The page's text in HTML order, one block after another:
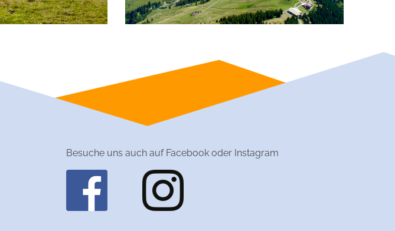
Besuche uns auch auf Facebook oder Instagram